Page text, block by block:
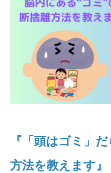
『「頭はゴミ」
方法を教えます』